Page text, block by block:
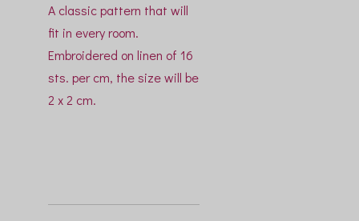
A classic pattern that will
fit in every room.
Embroidered on linen of 16
sts. per cm, the size will be
2 x 2 cm.